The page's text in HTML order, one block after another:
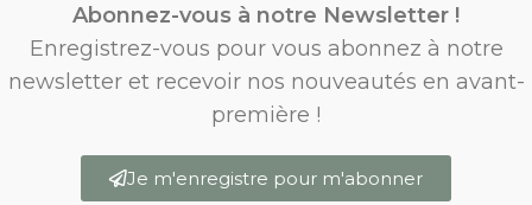
Abonnez-vous à notre Newsletter !
Enregistrez-vous pour vous abonnez à notre
newsletter et recevoir nos nouveautés en avant-
première !
Je m'enregistre pour m'abonner